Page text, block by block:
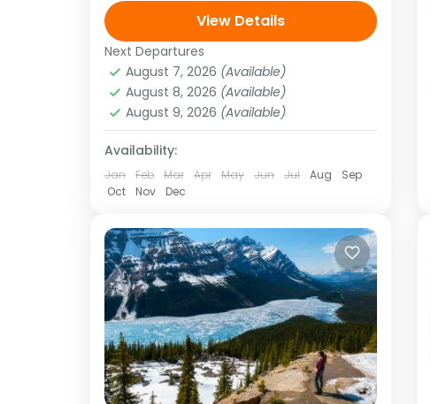
Springs – Girdwood <strong>Otras
salidas:</strong> enero 5, 12, 19, 26
febrero 2, 9, 16, 23 marzo 2, 9,...
América,Norte América
1 Person
View Details
Next Departures
August 7, 2026 (Available)
August 8, 2026 (Available)
August 9, 2026 (Available)
Availability:
Jan Feb Mar Apr May Jun Jul Aug
Sep
Oct
Nov Dec